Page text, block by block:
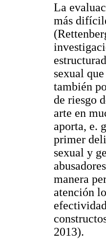
La
más
sexual
también
de riesgo
arte en
aporta, e.
primer
sexual y
manera
atención
2013).